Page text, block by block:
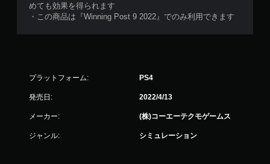
めても効果を得られます
・この商品は『Winning Post 9 2022』でのみ利用できます
プラットフォーム: PS4
発売日: 2022/4/13
メーカー: (株)コーエーテクモゲームス
ジャンル: シミュレーション